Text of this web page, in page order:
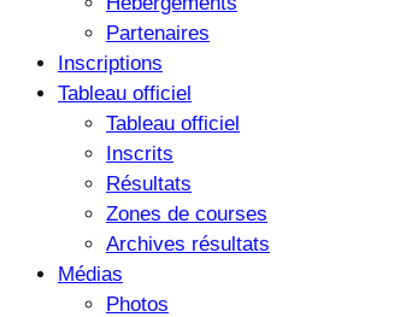
Partenaires
Inscriptions
Tableau officiel
Tableau officiel
Inscrits
Résultats
Zones de courses
Archives résultats
Médias
Photos